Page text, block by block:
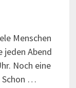
Menschen
jeden Abend
Noch eine
Schon …